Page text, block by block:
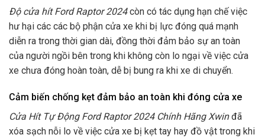
Độ cửa hít Ford Raptor 2024còn có tác dụng hạn chế việc
hư hại các các bộ phận cửa xe khi bị lực đóng quá mạnh
diễn ra trong thời gian dài, đồng thời đảm bảo sự an toàn
của người ngồi bên trong khi không còn lo ngại về việc cửa
xe chưa đóng hoàn toàn, dễ bị bung ra khi xe di chuyển.
Cảm biến chống kẹt đảm bảo an toàn khi đóng cửa xe
Cửa Hít Tự Động Ford Raptor 2024 Chính Hãng Xwin đã
xóa sạch nỗi lo về việc cửa xe bị kẹt tay hay đồ vật trong khi